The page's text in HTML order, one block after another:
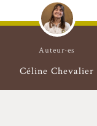
Auteur·es
Céline Chevalier